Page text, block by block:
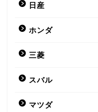
日産
ホンダ
三菱
スバル
マツダ